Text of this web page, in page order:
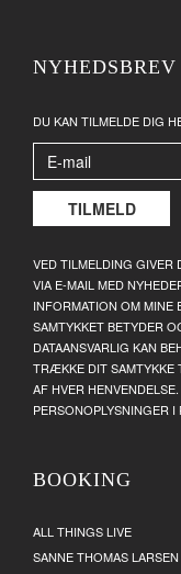
NYHEDSBREV
DU KAN TILMELDE DIG
VED TILMELDING GIVER
VIA E-MAIL MED
INFORMATION OM MINE
SAMTYKKET BETYDER
DATAANSVARLIG KAN
TRÆKKE DIT SAMTYKKE
AF HVER
PERSONOPLYSNINGER I
BOOKING
ALL THINGS LIVE
SANNE THOMAS LARSEN